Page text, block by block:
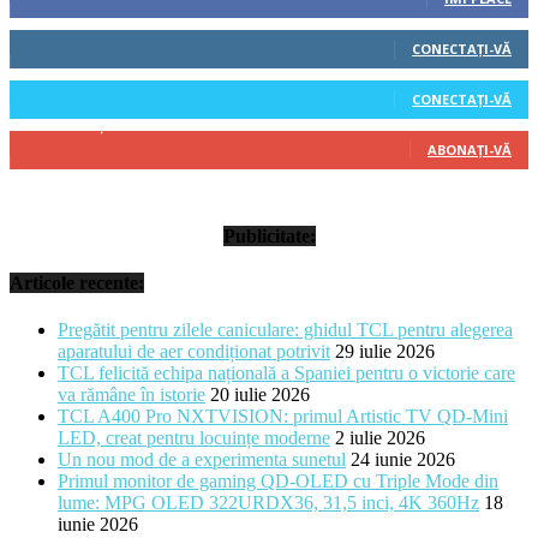
522 Cititori
CONECTAȚI-VĂ
45 Cititori
CONECTAȚI-VĂ
314 Abonați
ABONAȚI-VĂ
Publicitate:
Articole recente:
Pregătit pentru zilele caniculare: ghidul TCL pentru alegerea
aparatului de aer condiționat potrivit 29 iulie 2026
TCL felicită echipa națională a Spaniei pentru o victorie care
va rămâne în istorie 20 iulie 2026
TCL A400 Pro NXTVISION: primul Artistic TV QD-Mini
LED, creat pentru locuințe moderne 2 iulie 2026
Un nou mod de a experimenta sunetul 24 iunie 2026
Primul monitor de gaming QD-OLED cu Triple Mode din
lume: MPG OLED 322URDX36, 31,5 inci, 4K 360Hz 18
iunie 2026